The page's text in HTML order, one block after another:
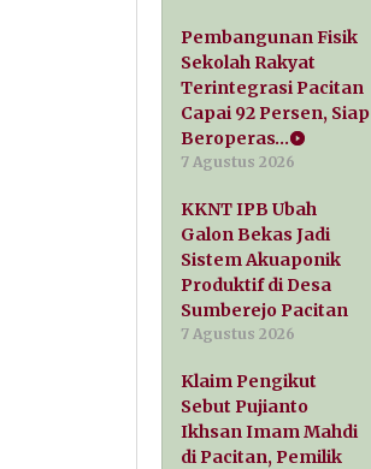
Pembangunan Fisik
Sekolah Rakyat
Terintegrasi Pacitan
Capai 92 Persen, Siap
Beroperas…
7 Agustus 2026
KKNT IPB Ubah
Galon Bekas Jadi
Sistem Akuaponik
Produktif di Desa
Sumberejo Pacitan
7 Agustus 2026
Klaim Pengikut
Sebut Pujianto
Ikhsan Imam Mahdi
di Pacitan, Pemilik